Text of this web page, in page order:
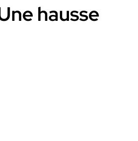
hausse